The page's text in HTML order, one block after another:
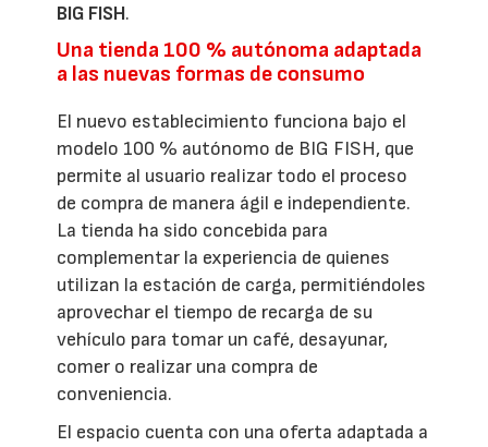
BIG FISH.
Una tienda 100 % autónoma adaptada
a las nuevas formas de consumo
El nuevo establecimiento funciona bajo el
modelo 100 % autónomo de BIG FISH, que
permite al usuario realizar todo el proceso
de compra de manera ágil e independiente.
La tienda ha sido concebida para
complementar la experiencia de quienes
utilizan la estación de carga, permitiéndoles
aprovechar el tiempo de recarga de su
vehículo para tomar un café, desayunar,
comer o realizar una compra de
conveniencia.
El espacio cuenta con una oferta adaptada a